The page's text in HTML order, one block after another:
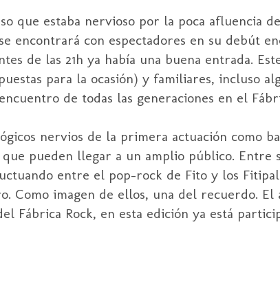
que estaba nervioso por la poca afluencia
encontrará con espectadores en su debút
de las 21h ya había una buena entrada.
para la ocasión) y familiares, incluso
de todas las generaciones en el
nervios de la primera actuación como
pueden llegar a un amplio público. Entre
entre el pop-rock de Fito y los
. Como imagen de ellos, una del recuerdo. El
Fábrica Rock, en esta edición ya está